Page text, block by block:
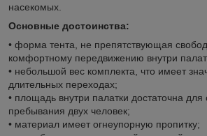
насекомых.
Основные достоинства:
• форма тента, не препятствующая
комфортному передвижению внутри
• небольшой вес комплекта, что имеет
длительных переходах;
• площадь внутри палатки достаточна
пребывания двух человек;
• материал имеет огнеупорную пропитку;